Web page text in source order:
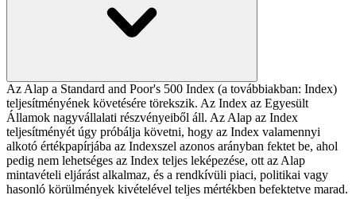
Az Alap a Standard and Poor's 500 Index (a továbbiakban: Index)
teljesítményének követésére törekszik. Az Index az Egyesült
Államok nagyvállalati részvényeiből áll. Az Alap az Index
teljesítményét úgy próbálja követni, hogy az Index valamennyi
alkotó értékpapírjába az Indexszel azonos arányban fektet be, ahol
pedig nem lehetséges az Index teljes leképezése, ott az Alap
mintavételi eljárást alkalmaz, és a rendkívüli piaci, politikai vagy
hasonló körülmények kivételével teljes mértékben befektetve marad.